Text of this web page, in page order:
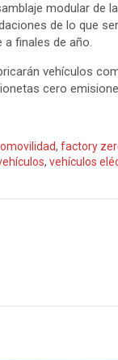
modular de
de lo que
finales de año.
vehículos
cero
, factory
, vehículos